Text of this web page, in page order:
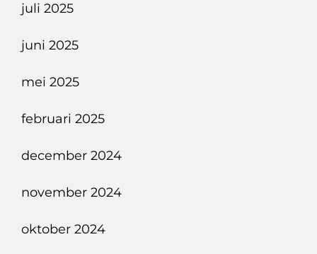
juli 2025
juni 2025
mei 2025
februari 2025
december 2024
november 2024
oktober 2024